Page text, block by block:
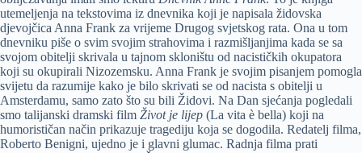
utemeljenja na tekstovima iz dnevnika koji je napisala židovska
djevojčica Anna Frank za vrijeme Drugog svjetskog rata. Ona u tom
dnevniku piše o svim svojim strahovima i razmišljanjima kada se sa
svojom obitelji skrivala u tajnom skloništu od nacističkih okupatora
koji su okupirali Nizozemsku. Anna Frank je svojim pisanjem pomogla
svijetu da razumije kako je bilo skrivati se od nacista s obitelji u
Amsterdamu, samo zato što su bili Židovi. Na Dan sjećanja pogledali
smo talijanski dramski film Život je lijep (La vita è bella) koji na
humorističan način prikazuje tragediju koja se dogodila. Redatelj filma,
Roberto Benigni, ujedno je i glavni glumac. Radnja filma prati